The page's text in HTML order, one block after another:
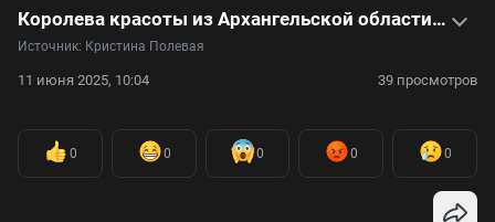
Королева красоты из Архангельской области ответила хэйтерам
Источник: Кристина Полевая
11 июня 2025, 10:04 39 просмотров
0 0 0 0 0